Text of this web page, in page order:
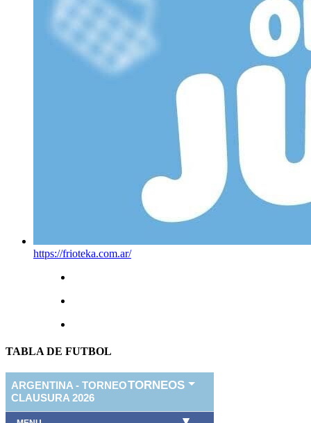
https://frioteka.com.ar/
TABLA DE FUTBOL